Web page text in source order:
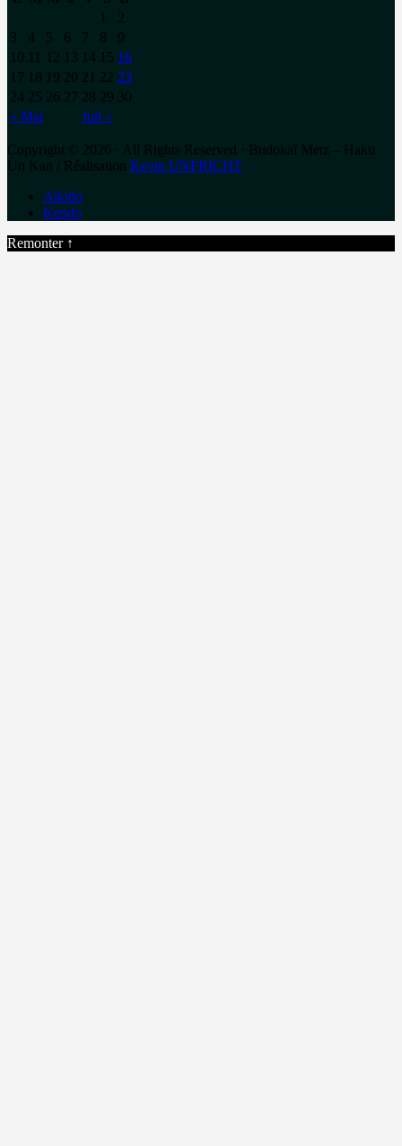
« Mai Juil »
2
3
4 5 6 7 8
9
10
12 13 14 15 16
17
18 19 20 21 22 23
24 25 26 27 28 29 30
Copyright © 2026 · All Rights Reserved · Budokaï Metz – Haku
Un Kan / Réalisation Kevin UNFRICHT
Aïkido
Kendo
Remonter ↑